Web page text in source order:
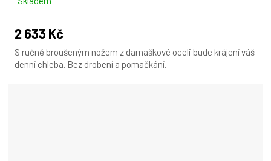
2 633 Kč
S ručně broušeným nožem z damaškové oceli bude krájení váš
denní chleba. Bez drobení a pomačkání.